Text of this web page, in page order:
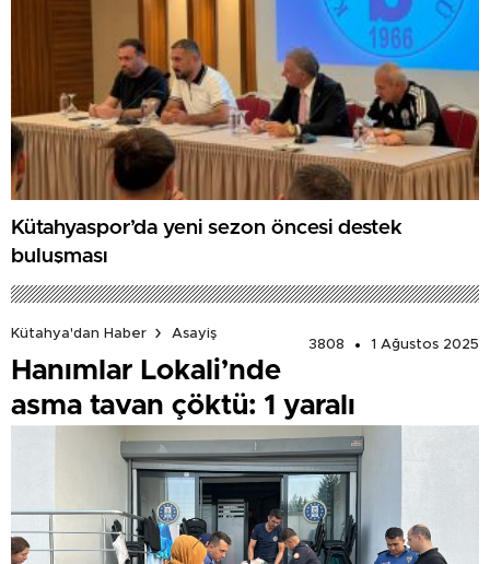
Kütahyaspor’da yeni sezon öncesi destek
buluşması
Kütahya'dan Haber
Asayiş
3808
1 Ağustos 2025
Hanımlar Lokali’nde
asma tavan çöktü: 1 yaralı